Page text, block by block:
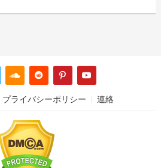
プライバシーポリシー 連絡